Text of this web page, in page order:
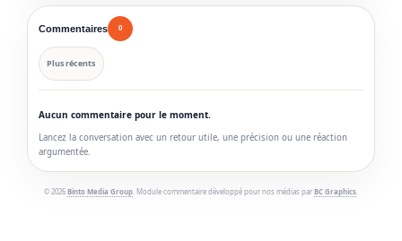
Commentaires 0
Plus récents
Aucun commentaire pour le moment.
Lancez la conversation avec un retour utile, une précision ou une réaction
argumentée.
© 2026 Binto Media Group . Module commentaire développé pour nos médias par BC Graphics